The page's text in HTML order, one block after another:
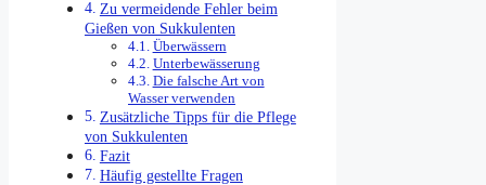
Zu vermeidende Fehler beim
Gießen von Sukkulenten
Überwässern
Unterbewässerung
Die falsche Art von
Wasser verwenden
Zusätzliche Tipps für die Pflege
von Sukkulenten
Fazit
Häufig gestellte Fragen